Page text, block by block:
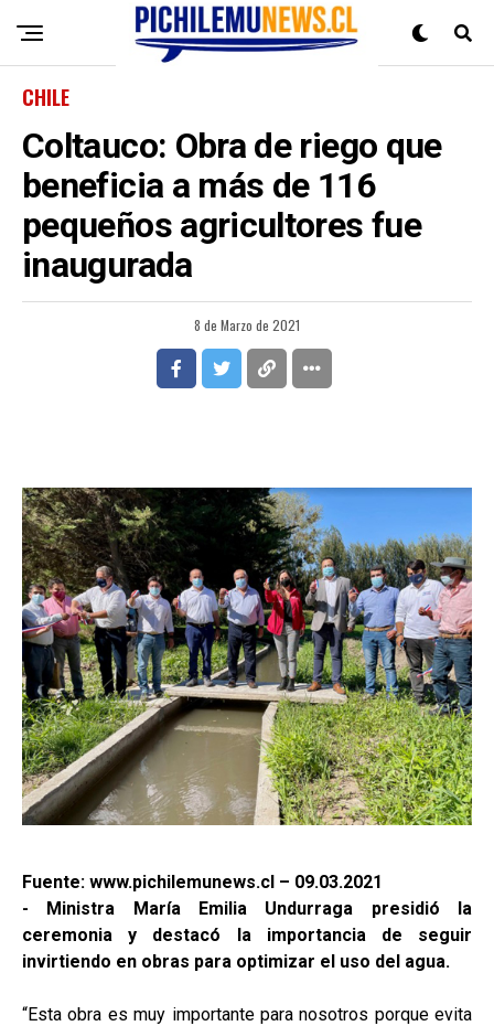
CHILE
Coltauco: Obra de riego que
beneficia a más de 116
pequeños agricultores fue
inaugurada
8 de Marzo de 2021
Fuente: www.pichilemunews.cl – 09.03.2021
- Ministra María Emilia Undurraga presidió la
ceremonia y destacó la importancia de seguir
invirtiendo en obras para optimizar el uso del agua.
“Esta obra es muy importante para nosotros porque evita